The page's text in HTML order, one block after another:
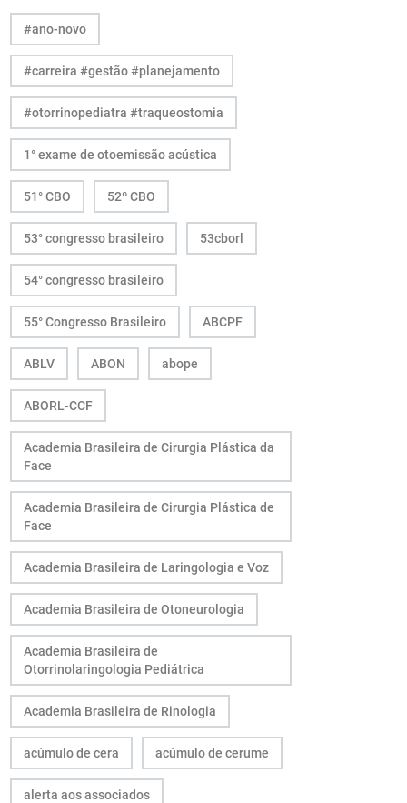
#ano-novo
#carreira #gestão #planejamento
#otorrinopediatra #traqueostomia
1° exame de otoemissão acústica
51° CBO 52º CBO
53° congresso brasileiro 53cborl
54° congresso brasileiro
55° Congresso Brasileiro ABCPF
ABLV ABON abope
ABORL-CCF
Academia Brasileira de Cirurgia Plástica da
Face
Academia Brasileira de Cirurgia Plástica de
Face
Academia Brasileira de Laringologia e Voz
Academia Brasileira de Otoneurologia
Academia Brasileira de
Otorrinolaringologia Pediátrica
Academia Brasileira de Rinologia
acúmulo de cera acúmulo de cerume
alerta aos associados